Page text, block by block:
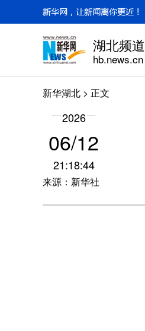
湖北频道
hb.news.cn
新华湖北 > 正文
2026
06/12
21:18:44
来源：新华社